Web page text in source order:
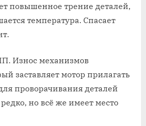
повышенное трение деталей,
температура. Спасает
Износ механизмов
заставляет мотор прилагать
проворачивания деталей
но всё же имеет место